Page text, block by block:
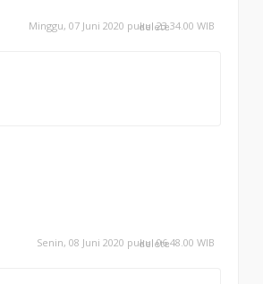
Minggu, 07 Juni 2020 pukul 23.34.00 WIB
delete
Senin, 08 Juni 2020 pukul 06.48.00 WIB
delete